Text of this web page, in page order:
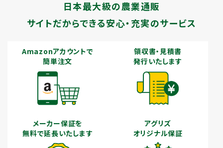
日本最大級の農業通販
サイトだからできる安心・充実のサービス
Amazonアカウントで
簡単注文
領収書・見積書
発行いたします
メーカー保証を
無料で延長いたします
アグリズ
オリジナル保証